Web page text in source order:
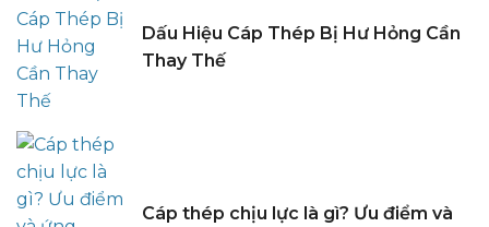
Dấu Hiệu Cáp Thép Bị Hư Hỏng Cần
Thay Thế
Cáp thép chịu lực là gì? Ưu điểm và